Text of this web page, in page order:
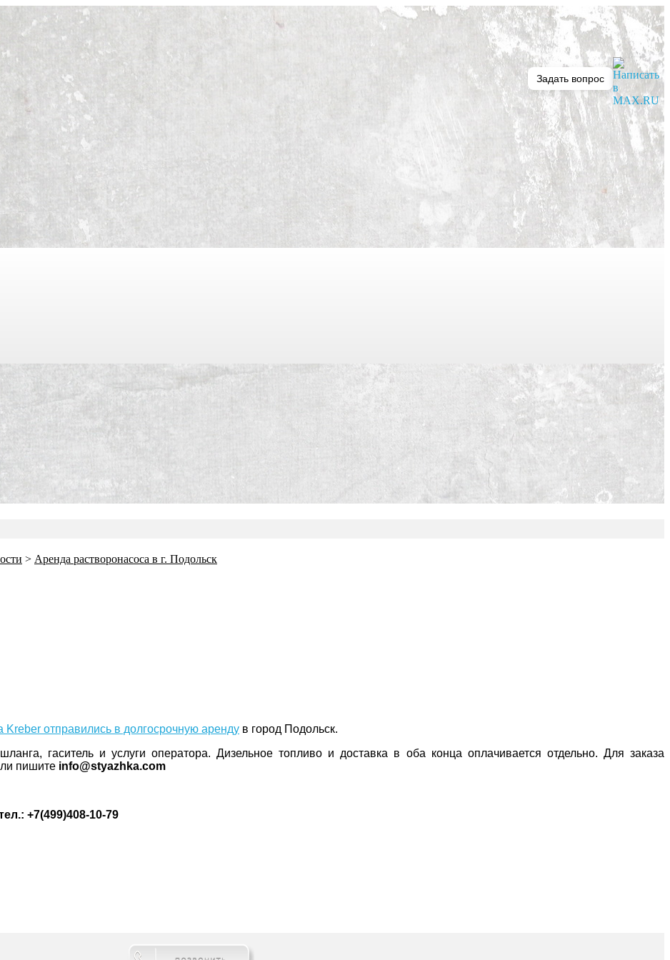
> Аренда растворонасоса в г. Подольск
отправились в долгосрочную аренду в город Подольск.
гаситель и услуги оператора. Дизельное топливо и доставка в оба конца оплачивается отдельно. Для заказа
пишите info@styazhka.com
+7(499)408-10-79
Задать вопрос